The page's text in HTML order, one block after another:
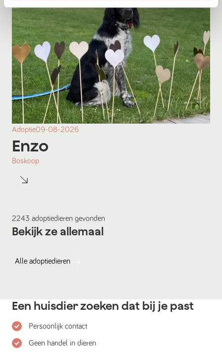
Adoptie09-08-2026
Enzo
Boskoop
2243 adoptiedieren gevonden
Bekijk ze allemaal
Alle adoptiedieren
Een huisdier zoeken dat bij je past
Persoonlijk contact
Geen handel in dieren